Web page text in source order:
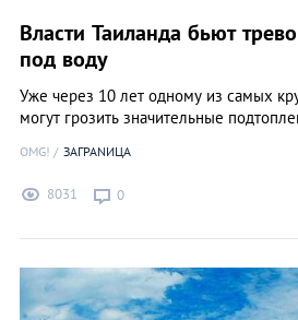
Власти Таиланда бьют
под воду
Уже через 10 лет одному из самых
могут грозить значительные
OMG! ЗАГРАNИЦА
8031 0